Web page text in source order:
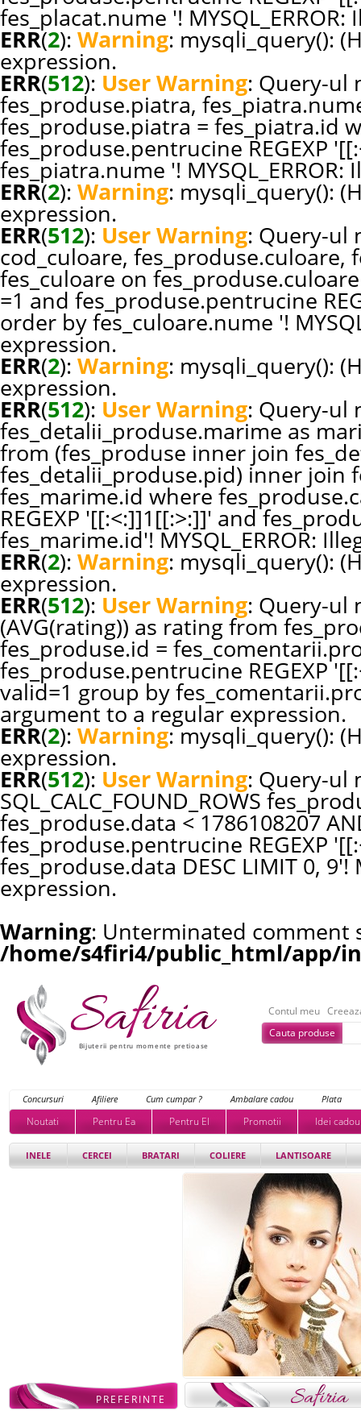
fes_placat.nume '!
ERR(2): Warning: mysqli_query():
expression.
ERR(512): User Warning: Query-ul
fes_produse.piatra,
fes_produse.piatra = fes_piatra.id
fes_produse.pentrucine REGEXP
fes_piatra.nume '!
ERR(2): Warning: mysqli_query():
expression.
ERR(512): User Warning: Query-ul
cod_culoare,
fes_culoare on
=1 and fes_produse.pentrucine
order by fes_culoare.nume '!
expression.
ERR(2): Warning: mysqli_query():
expression.
ERR(512): User Warning: Query-ul
fes_detalii_produse.marime as
from (fes_produse inner join
fes_detalii_produse.pid) inner join
fes_marime.id where
REGEXP '[[:<:]]1[[:>:]]' and
fes_marime.id'! MYSQL_ERROR:
ERR(2): Warning: mysqli_query():
expression.
ERR(512): User Warning: Query-ul
(AVG(rating)) as rating from
fes_produse.id =
fes_produse.pentrucine REGEXP
valid=1 group by
argument to a regular expression.
ERR(2): Warning: mysqli_query():
expression.
ERR(512): User Warning: Query-ul
SQL_CALC_FOUND_ROWS
fes_produse.data < 1786108207
fes_produse.pentrucine REGEXP
fes_produse.data DESC LIMIT 0,
expression.
Warning: Unterminated comment
/home/s4firi4/public_html/app/
Bijuterii pentru momente pretioase
Contul meu
Cauta produse
Concursuri Afiliere Cum cumpar ? Ambalare cadou Plata
Noutati Pentru Ea Pentru El Promotii Idei
INELE CERCEI BRATARI COLIERE LANTISOARE
PREFERINTE